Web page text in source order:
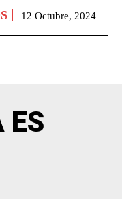
12 Octubre, 2024
ES